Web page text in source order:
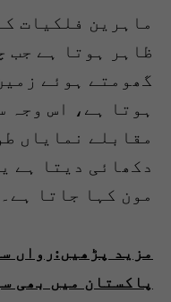
ماہرین فلکیات
ظاہر ہوتا ہے جب
گھومتے ہوئے
ہوتا ہے، اس وجہ
مقابلے نمایاں
دکھائی دیتا ہے
مون کہا جاتا ہے۔
مزید پڑھیں:رواں
پاکستان میں بھی